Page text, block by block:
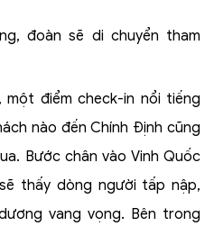
đoàn sẽ di chuyển tham
, một điểm check-in nổi tiếng
nào đến Chính Định cũng
Bước chân vào Vinh Quốc
thấy dòng người tấp nập,
vang vọng. Bên trong